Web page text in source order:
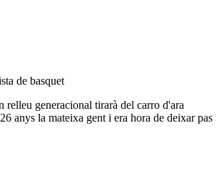
de basquet
relleu generacional tirarà del carro d'ara
anys la mateixa gent i era hora de deixar pas